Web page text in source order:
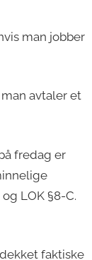
man jobber
avtaler et
fredag er
LOK §8-C.
faktiske